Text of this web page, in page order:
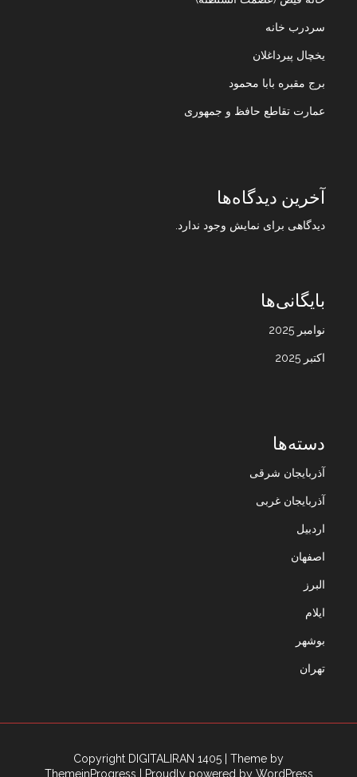
سردرب خانه
یخچال پیرداغلان
برج مقبره بابا محمود
عمارت تقاطع حافظ و جمهوری
آخرین دیدگاه‌ها
دیدگاهی برای نمایش وجود ندارد.
بایگانی‌ها
نوامبر 2025
اکتبر 2025
دسته‌ها
آذربایجان شرقی
آذربایجان غربی
اردبیل
اصفهان
البرز
ایلام
بوشهر
تهران
Copyright DIGITALIRAN 1405
| Theme by
ThemeinProgress
| Proudly powered by WordPress